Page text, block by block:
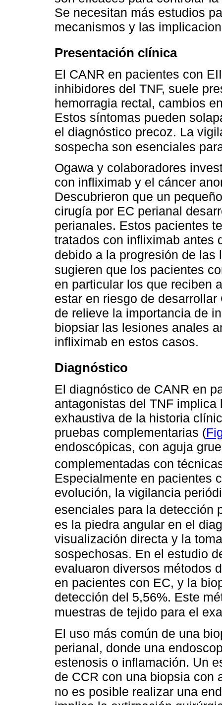
Se necesitan más estudios
mecanismos y las
Presentación clínica
El CANR en pacientes con
inhibidores del TNF, suele
hemorragia rectal, cambios
Estos síntomas pueden
el diagnóstico precoz. La
sospecha son esenciales
Ogawa y colaboradores
con infliximab y el cáncer
Descubrieron que un
cirugía por EC perianal
perianales. Estos pacientes
tratados con infliximab antes
debido a la progresión de las
sugieren que los pacientes
en particular los que reciben
estar en riesgo de
de relieve la importancia de
biopsiar las lesiones anales
infliximab en estos casos.
Diagnóstico
El diagnóstico de CANR en
antagonistas del TNF
exhaustiva de la historia
pruebas complementarias (
endoscópicas, con aguja
complementadas con
Especialmente en pacientes
evolución, la vigilancia
esenciales para la detección
es la piedra angular en el
visualización directa y la
sospechosas. En el estudio
evaluaron diversos métodos
en pacientes con EC, y la
detección del 5,56%. Este
muestras de tejido para el
El uso más común de una
perianal, donde una
estenosis o inflamación. Un
de CCR con una biopsia con
no es posible realizar una